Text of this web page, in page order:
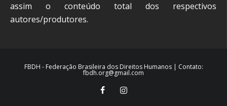
assim o conteúdo total dos respectivos
autores/produtores.
FBDH - Federação Brasileira dos Direitos Humanos | Contato:
fbdh.org@gmail.com